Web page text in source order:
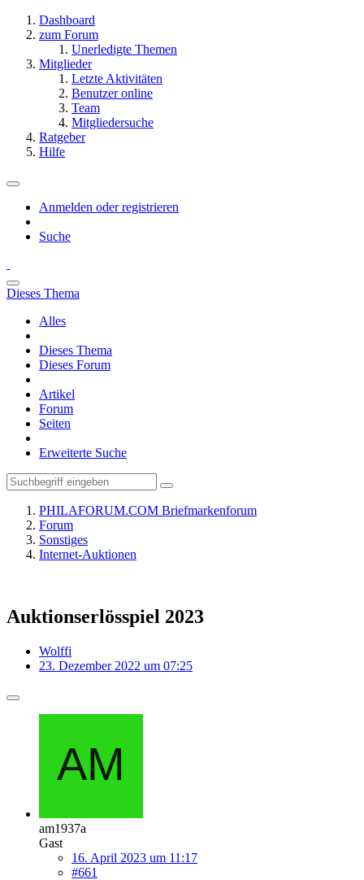
Dashboard
zum Forum
Unerledigte Themen
Mitglieder
Letzte Aktivitäten
Benutzer online
Team
Mitgliedersuche
Ratgeber
Hilfe
Anmelden oder registrieren
Suche
Dieses Thema
Alles
Dieses Thema
Dieses Forum
Artikel
Forum
Seiten
Erweiterte Suche
PHILAFORUM.COM Briefmarkenforum
Forum
Sonstiges
Internet-Auktionen
Auktionserlösspiel 2023
Wolffi
23. Dezember 2022 um 07:25
am1937a
Gast
16. April 2023 um 11:17
#661